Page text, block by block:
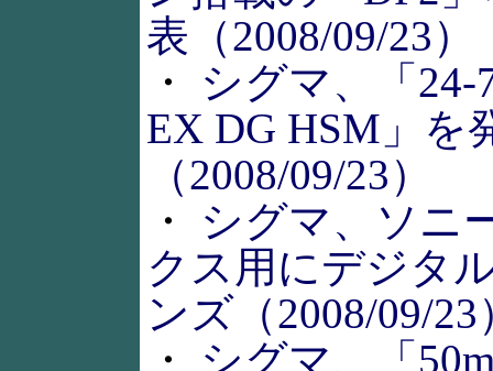
表（2008/09/23）
・ シグマ、「24-
EX DG HSM」を
（2008/09/23）
・ シグマ、ソニ
クス用にデジタ
ンズ（2008/09/23
・ シグマ、「